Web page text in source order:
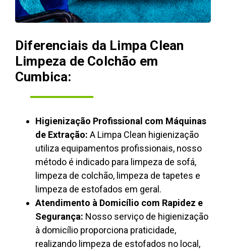
Diferenciais da Limpa Clean
Limpeza de Colchão em
Cumbica:
Higienização Profissional com Máquinas
de Extração: A Limpa Clean higienização
utiliza equipamentos profissionais, nosso
método é indicado para limpeza de sofá,
limpeza de colchão, limpeza de tapetes e
limpeza de estofados em geral.
Atendimento à Domicílio com Rapidez e
Segurança: Nosso serviço de higienização
à domicílio proporciona praticidade,
realizando limpeza de estofados no local,